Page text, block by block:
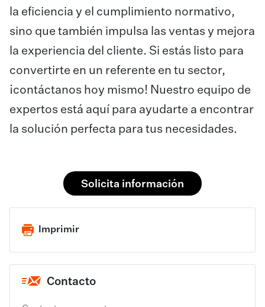
la eficiencia y el cumplimiento normativo,
sino que también impulsa las ventas y mejora
la experiencia del cliente. Si estás listo para
convertirte en un referente en tu sector,
¡contáctanos hoy mismo! Nuestro equipo de
expertos está aquí para ayudarte a encontrar
la solución perfecta para tus necesidades.
Solicita información
Imprimir
Contacto